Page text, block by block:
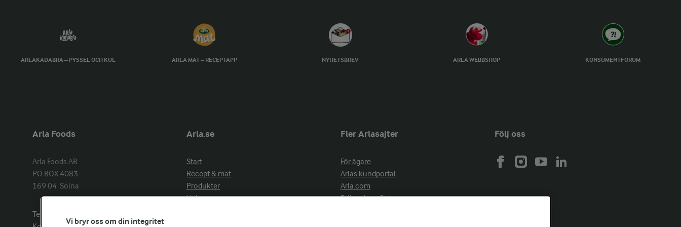
ARLAKADABRA – PYSSEL OCH KUL ARLA MAT – RECEPTAPP NYHETSBREV ARLA WEBBSHOP KONSUMENTFORUM
Arla Foods
Arla Foods AB
PO BOX 4083
169 04  Solna
Telefon:
Arla.se
Start
Recept & mat
Produkter
Hälsa
Fler Arlasajter
För ägare
Arlas kundportal
Arla.com
Falbygdens Ost
Följ oss
Vi bryr oss om din integritet